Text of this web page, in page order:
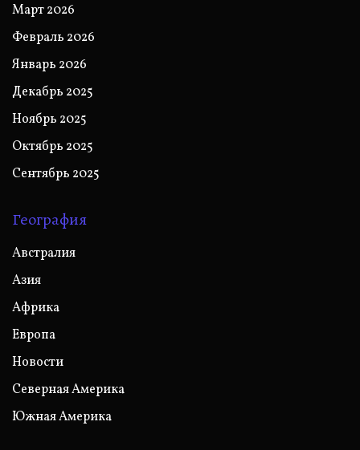
Март 2026
Февраль 2026
Январь 2026
Декабрь 2025
Ноябрь 2025
Октябрь 2025
Сентябрь 2025
География
Австралия
Азия
Африка
Европа
Новости
Северная Америка
Южная Америка